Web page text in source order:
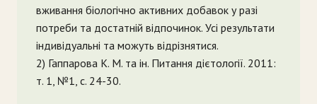
вживання біологічно активних добавок у разі
потреби та достатній відпочинок. Усі результати
індивідуальні та можуть відрізнятися.
2) Гаппарова К. М. та ін. Питання дієтології. 2011:
т. 1, №1, с. 24-30.